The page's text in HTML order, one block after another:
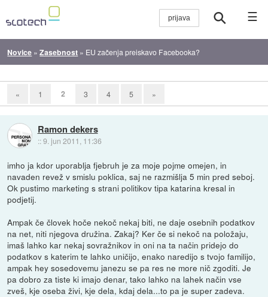
☰
Novice »Zasebnost » EU začenja preiskavo Facebooka?
« 1 2 3 4 5 »
Ramon dekers
::9. jun 2011, 11:36
imho ja kdor uporablja fjebruh je za moje pojme omejen, in
navaden revež v smislu poklica, saj ne razmišlja 5 min pred seboj.
Ok pustimo marketing s strani politikov tipa katarina kresal in
podjetij.
Ampak če človek hoče nekoč nekaj biti, ne daje osebnih podatkov
na net, niti njegova družina. Zakaj? Ker če si nekoč na položaju,
imaš lahko kar nekaj sovražnikov in oni na ta način pridejo do
podatkov s katerim te lahko uničijo, enako naredijo s tvojo familijo,
ampak hey sosedovemu janezu se pa res ne more nič zgoditi. Je
pa dobro za tiste ki imajo denar, tako lahko na lahek način vse
zveš, kje oseba živi, kje dela, kdaj dela...to pa je super zadeva.